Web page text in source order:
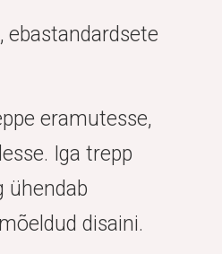
ebastandardsete
eramutesse,
Iga trepp
ühendab
disaini.